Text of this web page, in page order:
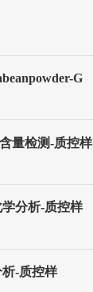
G
量检测-质控样
分析-质控样
-质控样